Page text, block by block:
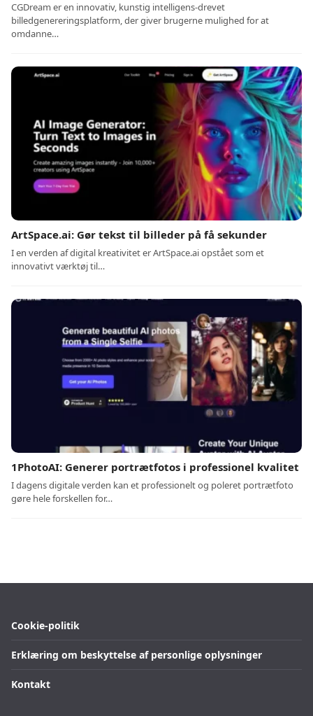
CGDream er en innovativ, kunstig intelligens-drevet
billedgenereringsplatform, der giver brugerne mulighed for at
omdanne…
ArtSpace.ai: Gør tekst til billeder på få sekunder
I en verden af digital kreativitet er ArtSpace.ai opstået som et
innovativt værktøj til…
1PhotoAI: Generer portrætfotos i professionel kvalitet
I dagens digitale verden kan et professionelt og poleret portrætfoto
gøre hele forskellen for…
Cookie-politik
Erklæring om beskyttelse af personlige oplysninger
Kontakt